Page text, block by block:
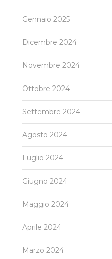
Gennaio 2025
Dicembre 2024
Novembre 2024
Ottobre 2024
Settembre 2024
Agosto 2024
Luglio 2024
Giugno 2024
Maggio 2024
Aprile 2024
Marzo 2024